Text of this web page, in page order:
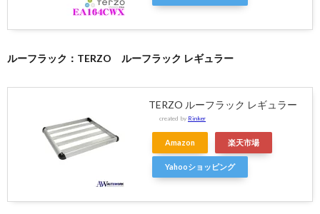
ルーフラック：TERZO ルーフラック レギュラー
TERZO ルーフラック レギュラー
created by Rinker
Amazon 楽天市場
Yahooショッピング